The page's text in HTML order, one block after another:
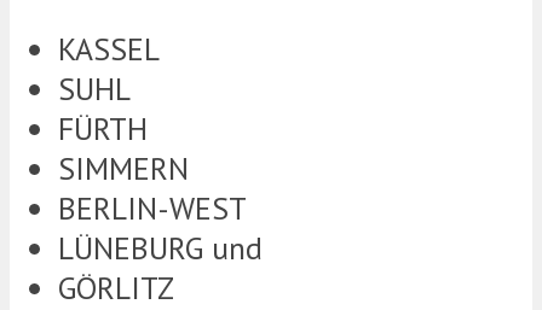
KASSEL
SUHL
FÜRTH
SIMMERN
BERLIN-WEST
LÜNEBURG und
GÖRLITZ